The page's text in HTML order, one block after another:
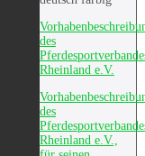
des
Rheinland e.V.
des
Rheinland e.V.,